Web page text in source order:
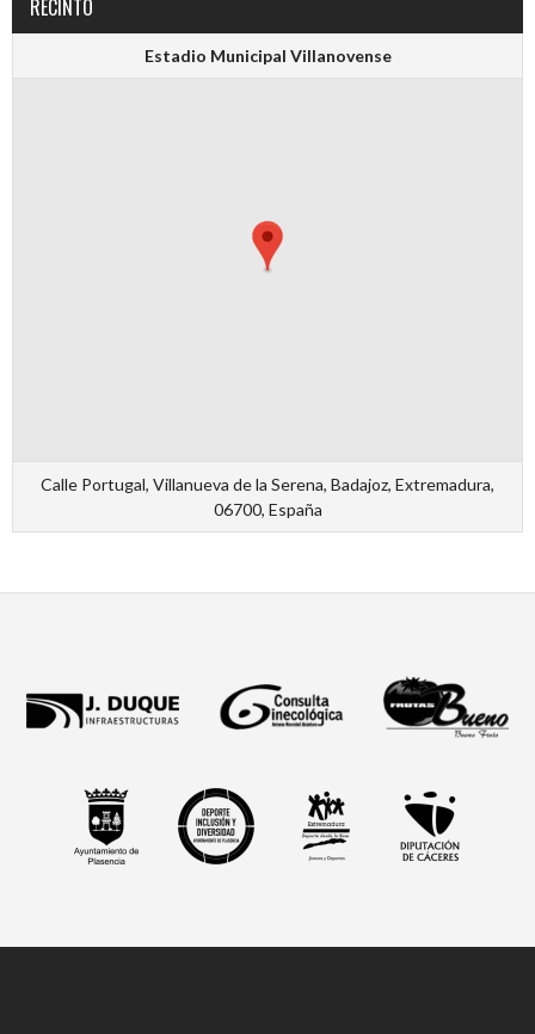
RECINTO
Estadio Municipal Villanovense
Calle Portugal, Villanueva de la Serena, Badajoz, Extremadura,
06700, España